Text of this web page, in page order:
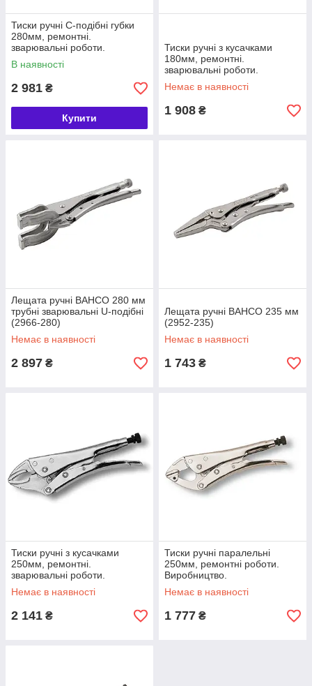
Тиски ручні С-подібні губки
280мм, ремонтні.
зварювальні роботи.
В наявності
2 981 ₴
Купити
Тиски ручні з кусачками
180мм, ремонтні.
зварювальні роботи.
Виробництво. різання
електродного дроту.
Немає в наявності
1 908 ₴
Лещата ручні BAHCO 280 мм
трубні зварювальні U-подібні
(2966-280)
Немає в наявності
2 897 ₴
Лещата ручні BAHCO 235 мм
(2952-235)
Немає в наявності
1 743 ₴
Тиски ручні з кусачками
250мм, ремонтні.
зварювальні роботи.
Виробництво. різання
електродного дроту.
Немає в наявності
2 141 ₴
Тиски ручні паралельні
250мм, ремонтні роботи.
Виробництво.
Немає в наявності
1 777 ₴